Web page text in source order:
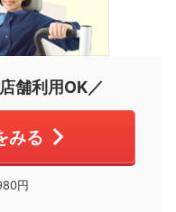
舗利用OK／
みる
円